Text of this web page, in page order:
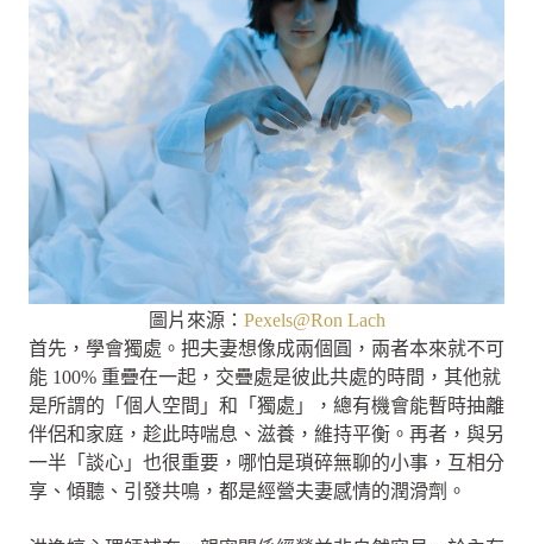
圖片來源： Pexels@Ron Lach
首先，學會獨處。把夫妻想像成兩個圓，兩者本來就不可
能 100% 重疊在一起，交疊處是彼此共處的時間，其他就
是所謂的「個人空間」和「獨處」，總有機會能暫時抽離
伴侶和家庭，趁此時喘息、滋養，維持平衡。再者，與另
一半「談心」也很重要，哪怕是瑣碎無聊的小事，互相分
享、傾聽、引發共鳴，都是經營夫妻感情的潤滑劑。